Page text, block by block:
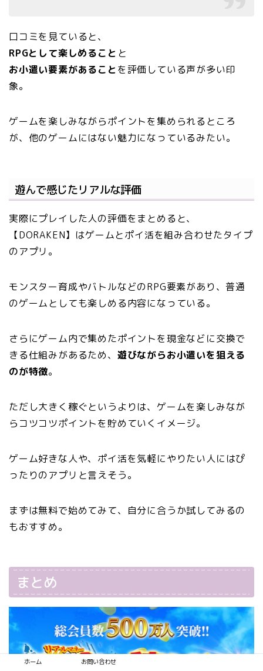
口コミを見ていると、
RPGとして楽しめること と
お小遣い要素があることを評価している声が多い印
象。
ゲームを楽しみながらポイントを集められるところ
が、他のゲームにはない魅力になっているみたい。
遊んで感じたリアルな評価
実際にプレイした人の評価をまとめると、
【DORAKEN】はゲームとポイ活を組み合わせたタイプ
のアプリ。
モンスター育成やバトルなどのRPG要素があり、普通
のゲームとしても楽しめる内容になっている。
さらにゲーム内で集めたポイントを現金などに交換で
きる仕組みがあるため、 遊びながらお小遣いを狙える
のが特徴。
ただし大きく稼ぐというよりは、ゲームを楽しみなが
らコツコツポイントを貯めていくイメージ。
ゲーム好きな人や、ポイ活を気軽にやりたい人にはぴ
ったりのアプリと言えそう。
まずは無料で始めてみて、自分に合うか試してみるの
もおすすめ。
まとめ
ホーム お問い合わせ